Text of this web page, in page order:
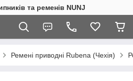
та ременів NUNJ
Ремені приводні Rubena (Чехія)